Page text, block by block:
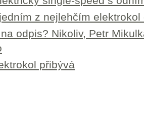
z nejlehčím elektrokol
odpis? Nikoliv, Petr
přibývá